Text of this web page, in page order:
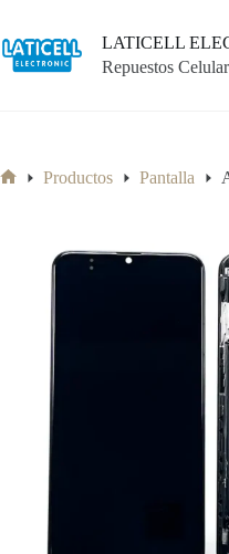
contenido
LATICELL
Repuestos
Productos Pantalla